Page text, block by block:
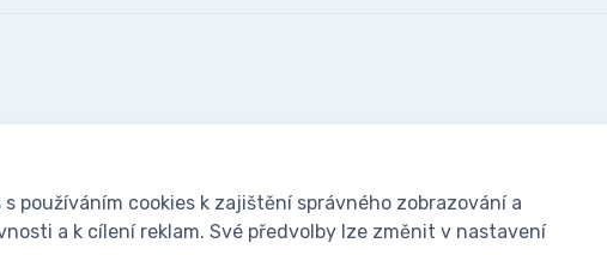
se fanoušky: Včelařské potřeby - www.ivcelarstvi.cz
používáním cookies k zajištění správného zobrazování a
a k cílení reklam. Své předvolby lze změnit v nastavení